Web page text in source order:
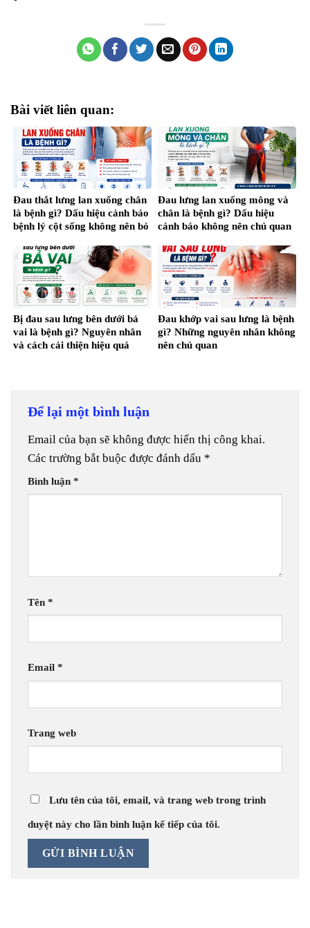
Bài viết liên quan:
Đau thắt lưng lan xuống chân
là bệnh gì? Dấu hiệu cảnh báo
bệnh lý cột sống không nên bỏ
Đau lưng lan xuống mông và
chân là bệnh gì? Dấu hiệu
cảnh báo không nên chủ quan
Bị đau sau lưng bên dưới bả
vai là bệnh gì? Nguyên nhân
và cách cải thiện hiệu quả
Đau khớp vai sau lưng là bệnh
gì? Những nguyên nhân không
nên chủ quan
Để lại một bình luận
Email của bạn sẽ không được hiển thị công khai.
Các trường bắt buộc được đánh dấu *
Bình luận *
Tên *
Email *
Trang web
Lưu tên của tôi, email, và trang web trong trình
duyệt này cho lần bình luận kế tiếp của tôi.